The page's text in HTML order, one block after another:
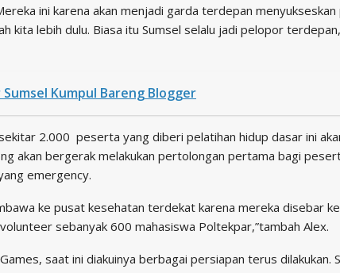
ini karena akan menjadi garda terdepan menyukseskan
kita lebih dulu. Biasa itu Sumsel selalu jadi pelopor
Kumpul Bareng Blogger
2.000 peserta yang diberi pelatihan hidup dasar ini
akan bergerak melakukan pertolongan pertama bagi
emergency.
ke pusat kesehatan terdekat karena mereka disebar
sebanyak 600 mahasiswa Poltekpar,”tambah Alex.
saat ini diakuinya berbagai persiapan terus dilakukan.